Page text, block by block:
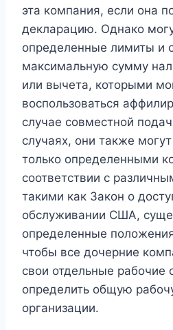
эта компания, если она
декларацию. Однако
определенные лимиты и
максимальную сумму
или вычета, которыми
воспользоваться
случае совместной
случаях, они также
только определенными
соответствии с
такими как Закон о
обслуживании США,
определенные
чтобы все дочерние
свои отдельные рабочие
определить общую
организации.